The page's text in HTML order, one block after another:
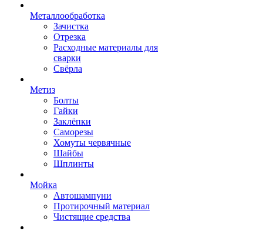
Металлообработка
Зачистка
Отрезка
Расходные материалы для
сварки
Свёрла
Метиз
Болты
Гайки
Заклёпки
Саморезы
Хомуты червячные
Шайбы
Шплинты
Мойка
Автошампуни
Протирочный материал
Чистящие средства